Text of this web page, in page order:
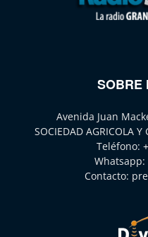
SOBRE
Avenida Juan
SOCIEDAD AGRICOLA
Teléfono:
Whatsapp:
Contacto: